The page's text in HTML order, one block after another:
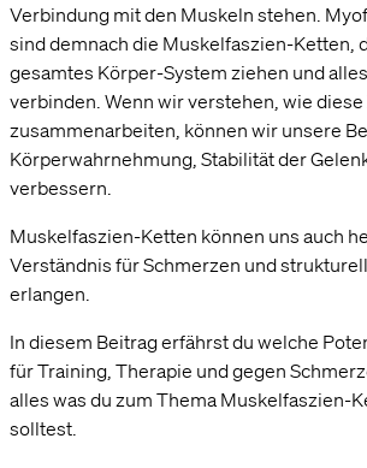
Verbindung mit den Muskeln stehen.
sind demnach die Muskelfaszien-Ketten,
gesamtes Körper-System ziehen und
verbinden. Wenn wir verstehen, wie
zusammenarbeiten, können wir unsere
Körperwahrnehmung, Stabilität der
verbessern.
Muskelfaszien-Ketten können uns auch
Verständnis für Schmerzen und
erlangen.
In diesem Beitrag erfährst du welche
für Training, Therapie und gegen
alles was du zum Thema Muskelfaszien-
solltest.